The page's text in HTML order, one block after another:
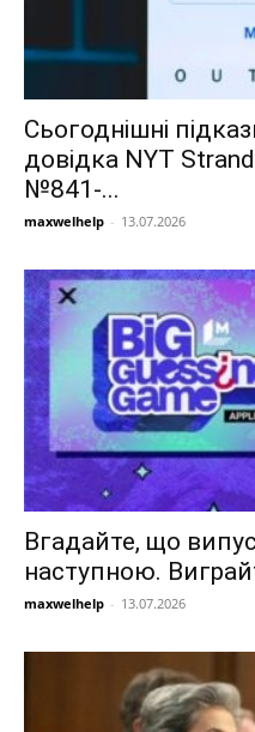
Сьогоднішні
довідка NYT
№841-...
maxwelhelp - 13.07.2026
Вгадайте, що
наступною.
maxwelhelp - 13.07.2026